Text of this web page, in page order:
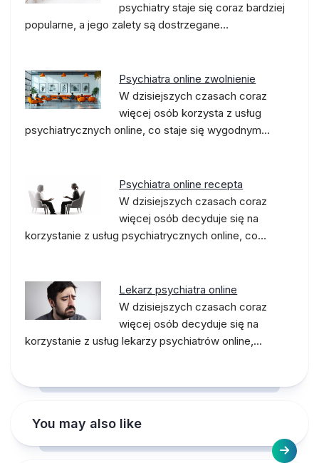
psychiatry staje się coraz bardziej
popularne, a jego zalety są dostrzegane…
Psychiatra online zwolnienie
W dzisiejszych czasach coraz
więcej osób korzysta z usług
psychiatrycznych online, co staje się wygodnym…
Psychiatra online recepta
W dzisiejszych czasach coraz
więcej osób decyduje się na
korzystanie z usług psychiatrycznych online, co…
Lekarz psychiatra online
W dzisiejszych czasach coraz
więcej osób decyduje się na
korzystanie z usług lekarzy psychiatrów online,…
You may also like